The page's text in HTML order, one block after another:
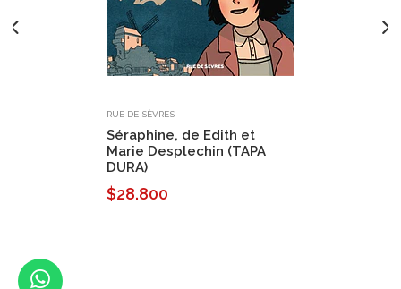
RUE DE SÈVRES
Séraphine, de Edith et
Marie Desplechin (TAPA
DURA)
$28.800